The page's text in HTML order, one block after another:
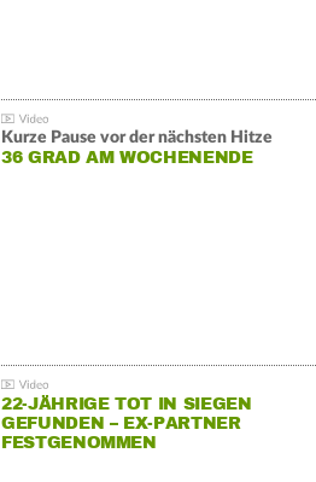
Kurze Pause vor der nächsten Hitze
36 GRAD AM WOCHENENDE
22-JÄHRIGE TOT IN SIEGEN
GEFUNDEN – EX-PARTNER
FESTGENOMMEN